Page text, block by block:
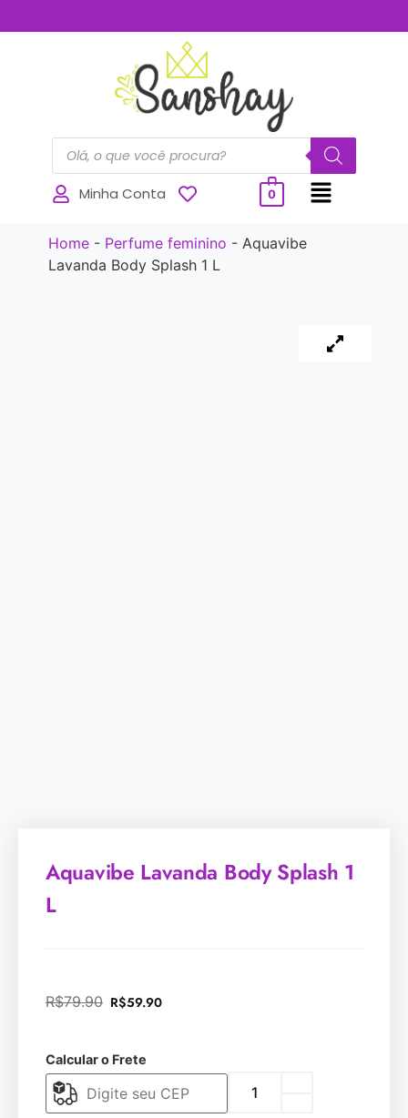
Minha Conta 0
Home- Perfume feminino - Aquavibe
Lavanda Body Splash 1 L
Aquavibe Lavanda Body Splash 1
L
R$79.90 R$59.90
Calcular o Frete